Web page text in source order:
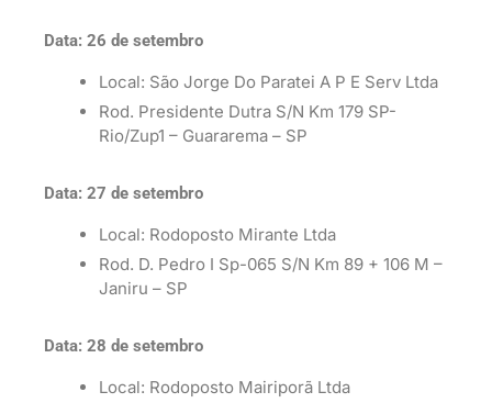
Data: 26 de setembro
Local: São Jorge Do Paratei A P E Serv Ltda
Rod. Presidente Dutra S/N Km 179 SP-
Rio/Zup1 – Guararema – SP
Data: 27 de setembro
Local: Rodoposto Mirante Ltda
Rod. D. Pedro I Sp-065 S/N Km 89 + 106 M –
Janiru – SP
Data: 28 de setembro
Local: Rodoposto Mairiporã Ltda